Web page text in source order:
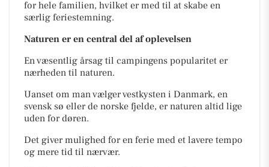
for hele familien, hvilket er med til at skabe en
særlig feriestemning.
Naturen er en central del af oplevelsen
En væsentlig årsag til campingens popularitet er
nærheden til naturen.
Uanset om man vælger vestkysten i Danmark, en
svensk sø eller de norske fjelde, er naturen altid lige
uden for døren.
Det giver mulighed for en ferie med et lavere tempo
og mere tid til nærvær.